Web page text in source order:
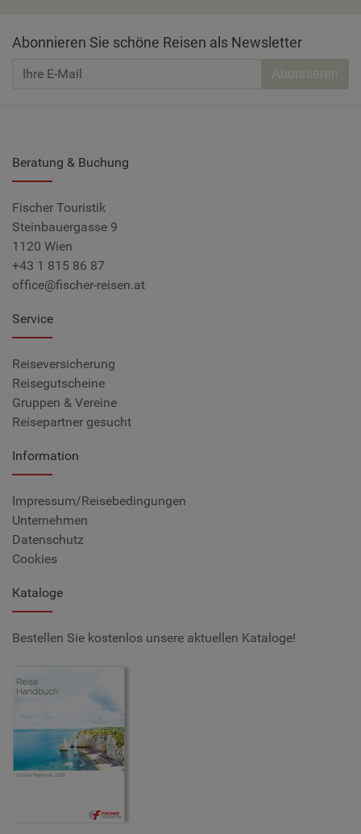
Abonnieren Sie schöne Reisen als Newsletter
Abonnieren
Beratung & Buchung
Fischer Touristik
Steinbauergasse 9
1120 Wien
+43 1 815 86 87
office@fischer-reisen.at
Service
Reiseversicherung
Reisegutscheine
Gruppen & Vereine
Reisepartner gesucht
Information
Impressum/Reisebedingungen
Unternehmen
Datenschutz
Cookies
Kataloge
Bestellen Sie kostenlos unsere aktuellen Kataloge!